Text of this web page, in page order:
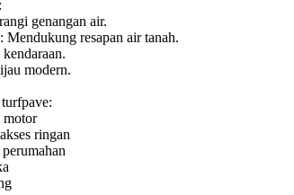
genangan air.
Mendukung resapan air tanah.
modern.
ringan